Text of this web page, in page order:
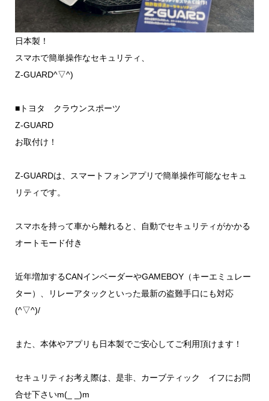
日本製！
スマホで簡単操作なセキュリティ、
Z-GUARD^▽^)
■トヨタ クラウンスポーツ
Z-GUARD
お取付け！
Z-GUARDは、スマートフォンアプリで簡単操作可能なセキュ
リティです。
スマホを持って車から離れると、自動でセキュリティがかかる
オートモード付き
近年増加するCANインベーダーやGAMEBOY（キーエミュレー
ター）、リレーアタックといった最新の盗難手口にも対応
(^▽^)/
また、本体やアプリも日本製でご安心してご利用頂けます！
セキュリティお考え際は、是非、カーブティック イフにお問
合せ下さいm(_ _)m